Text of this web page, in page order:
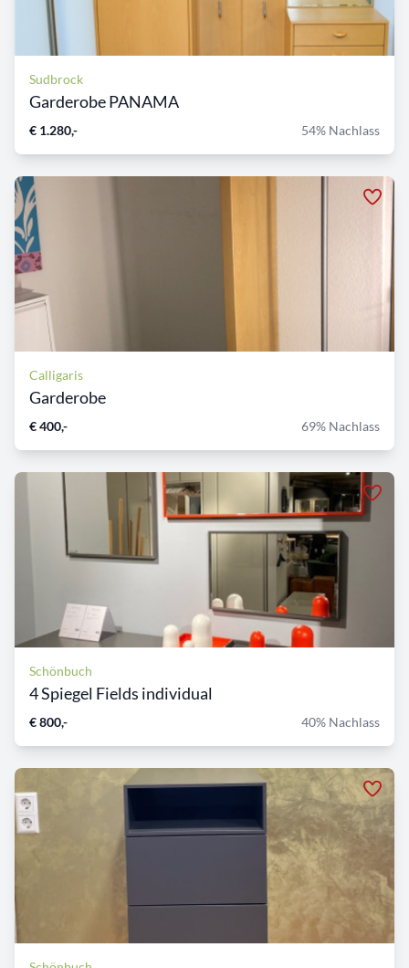
Sudbrock
Garderobe PANAMA
€ 1.280,- 54% Nachlass
Calligaris
Garderobe
€ 400,- 69% Nachlass
Schönbuch
4 Spiegel Fields individual
€ 800,- 40% Nachlass